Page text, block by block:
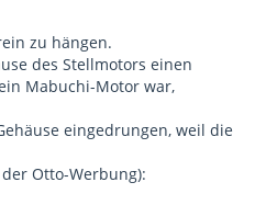
zu hängen.
des Stellmotors einen
Mabuchi-Motor war,
eingedrungen, weil die
Otto-Werbung):